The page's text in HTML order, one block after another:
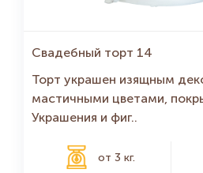
Свадебный торт 14
Торт украшен изящным
мастичными цветами,
Украшения и фиг..
от 3 кг.